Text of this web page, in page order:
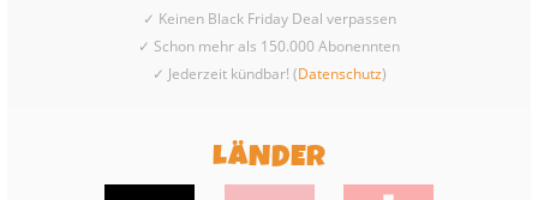
✓ Keinen Black Friday Deal verpassen
✓ Schon mehr als 150.000 Abonennten
✓ Jederzeit kündbar! (Datenschutz)
LÄNDER